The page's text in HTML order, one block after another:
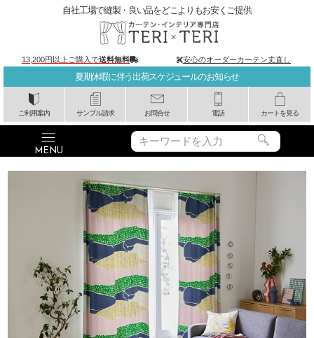
夏期休暇に伴う出荷スケジュールのお知らせ
ご利用案内 サンプル請求 お問合せ 電話 カートを見る
自社工場で縫製・良い品をどこよりもお安くご提供
13,200円以上ご購入で送料無料 安心のオーダーカーテン丈直し